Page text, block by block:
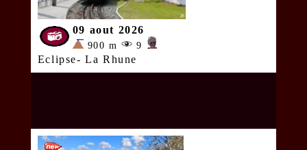
09 aout 2026
900 m 9
Eclipse- La Rhune